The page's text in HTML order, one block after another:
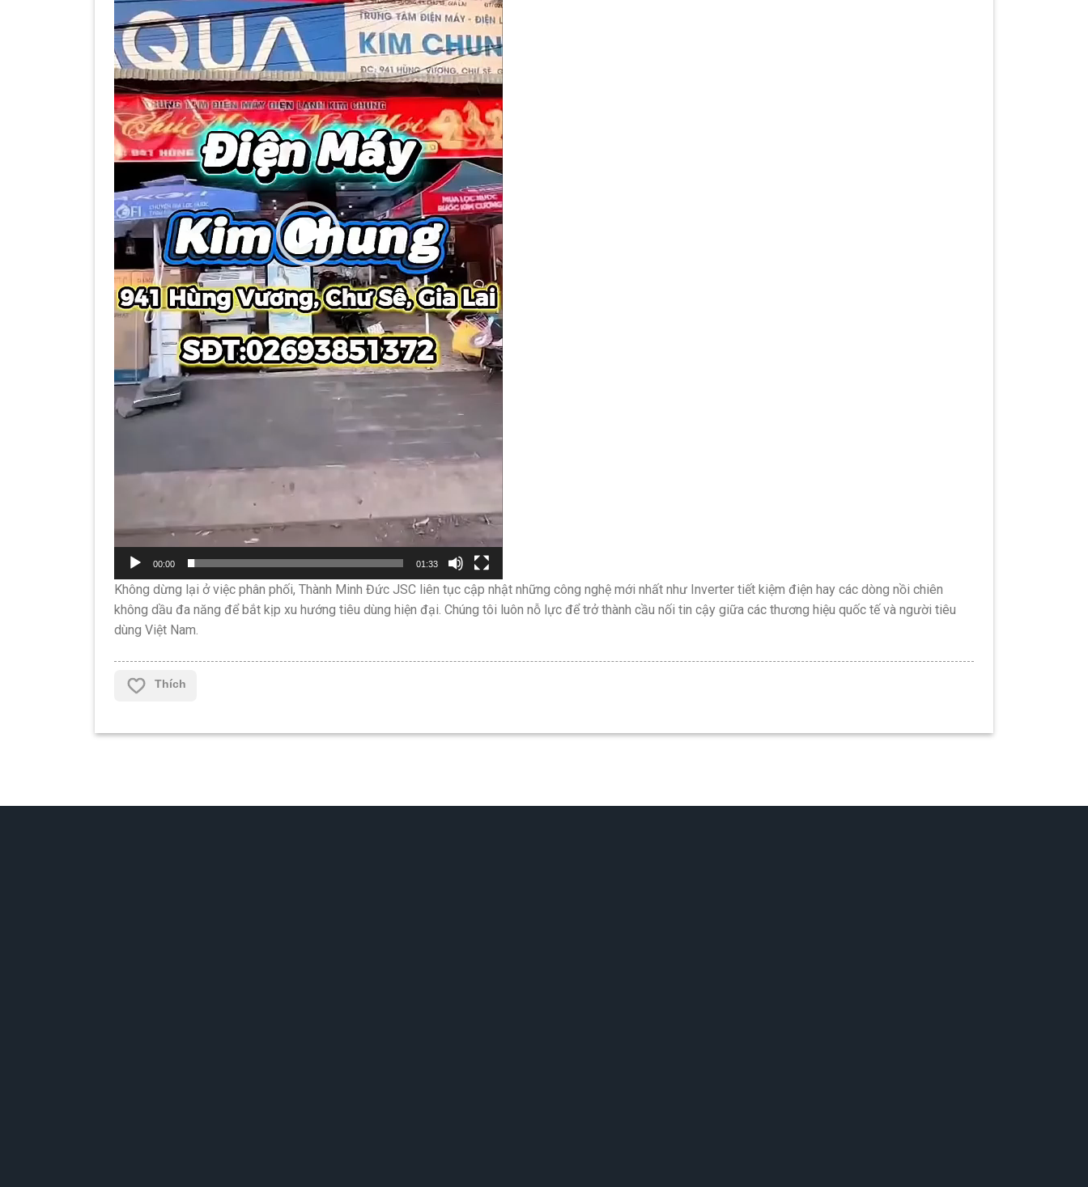
00:00 01:33
Không dừng lại ở việc phân phối, Thành Minh Đức JSC liên tục cập nhật những công nghệ mới nhất như Inverter tiết kiệm điện hay các dòng nồi chiên
không dầu đa năng để bắt kịp xu hướng tiêu dùng hiện đại. Chúng tôi luôn nỗ lực để trở thành cầu nối tin cậy giữa các thương hiệu quốc tế và người tiêu
dùng Việt Nam.
Thích